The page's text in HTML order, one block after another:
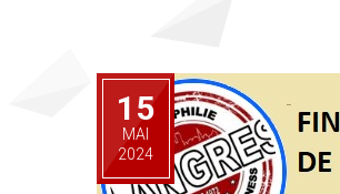
15
MAI
2024